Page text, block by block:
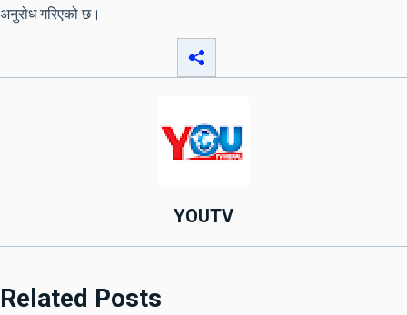
अनुरोध गरिएको छ।
YOUTV
Related Posts